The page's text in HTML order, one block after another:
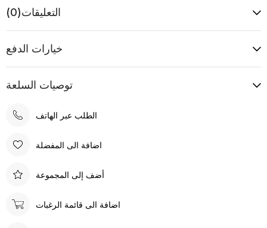
التعليقات(0)
خيارات الدفع
توصيات السلعة
الطلب عبر الهاتف
اضافة الى المفضلة
أضف إلى المجموعة
اضافة الى قائمة الرغبات